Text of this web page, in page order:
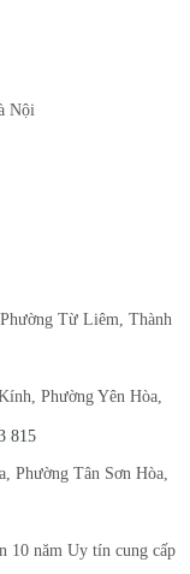
Nội
Từ Liêm, Thành
Phường Yên Hòa,
815
Phường Tân Sơn Hòa,
10 năm Uy tín cung cấp